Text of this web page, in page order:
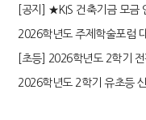
[공지] ★KIS 건축기금 모금
2026학년도 주제학술포럼